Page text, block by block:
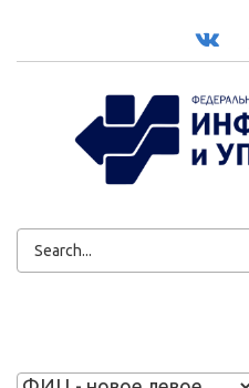
ВК
ФОРМА